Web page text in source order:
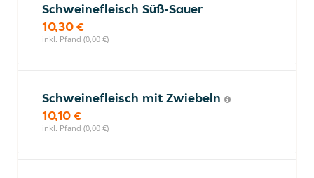
Schweinefleisch Süß-Sauer
10,30 €
inkl. Pfand (0,00 €)
Schweinefleisch mit Zwiebeln
10,10 €
inkl. Pfand (0,00 €)